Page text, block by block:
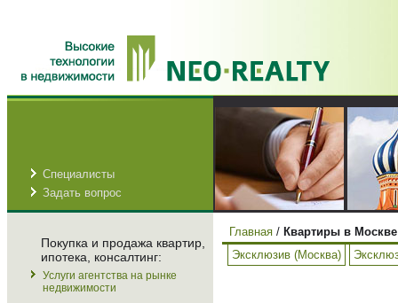
Специалисты
Задать вопрос
Покупка и продажа квартир,
ипотека, консалтинг:
Услуги агентства на рынке
недвижимости
Главная / Квартиры в
Эксклюзив (Москва)